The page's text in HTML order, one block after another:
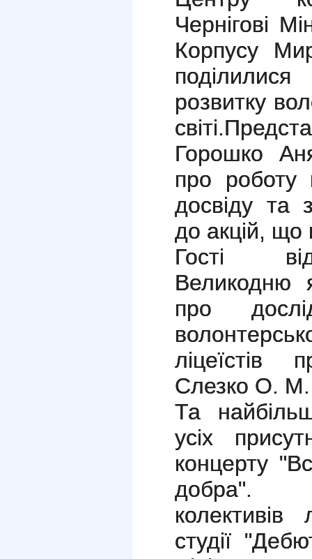
Чернігові
Корпусу
розвитку
світі.
Горошко
про роботу
досвіду та
до акцій, що
Гості
Великодню
про
ліцеїстів
Слезко О.
Та
усіх
концерту
добра".
студії